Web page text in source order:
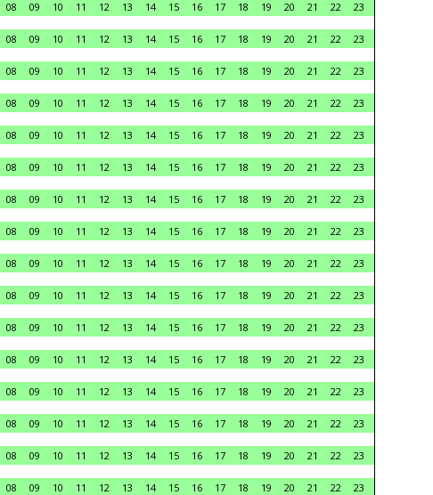
08 09 10 11 12 13 14 15 16 17 18 19 20 21 22
23
08 09 10 11 12 13 14 15 16 17 18 19 20 21 22
23
08 09 10 11 12 13 14 15 16 17 18 19 20 21 22
23
08 09 10 11 12 13 14 15 16 17 18 19 20 21 22
23
08 09 10 11 12 13 14 15 16 17 18 19 20 21 22
23
08 09 10 11 12 13 14 15 16 17 18 19 20 21 22
23
08 09 10 11 12 13 14 15 16 17 18 19 20 21 22
23
08 09 10 11 12 13 14 15 16 17 18 19 20 21 22
23
08 09 10 11 12 13 14 15 16 17 18 19 20 21 22
23
08 09 10 11 12 13 14 15 16 17 18 19 20 21 22
23
08 09 10 11 12 13 14 15 16 17 18 19 20 21 22
23
08 09 10 11 12 13 14 15 16 17 18 19 20 21 22
23
08 09 10 11 12 13 14 15 16 17 18 19 20 21 22
23
08 09 10 11 12 13 14 15 16 17 18 19 20 21 22
23
08 09 10 11 12 13 14 15 16 17 18 19 20 21 22
23
08 09 10 11 12 13 14 15 16 17 18 19 20 21 22
23